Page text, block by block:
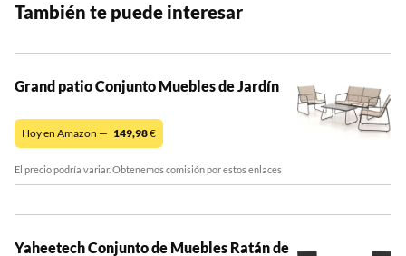
También te puede interesar
Grand patio Conjunto Muebles de Jardín
Hoy en Amazon — 149,98€
El precio podría variar. Obtenemos comisión por estos enlaces
Yaheetech Conjunto de Muebles Ratán de